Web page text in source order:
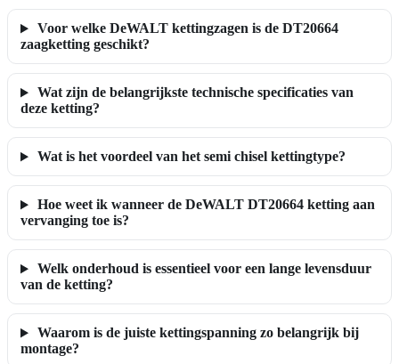
Voor welke DeWALT kettingzagen is de DT20664
zaagketting geschikt?
Wat zijn de belangrijkste technische specificaties van
deze ketting?
Wat is het voordeel van het semi chisel kettingtype?
Hoe weet ik wanneer de DeWALT DT20664 ketting aan
vervanging toe is?
Welk onderhoud is essentieel voor een lange levensduur
van de ketting?
Waarom is de juiste kettingspanning zo belangrijk bij
montage?